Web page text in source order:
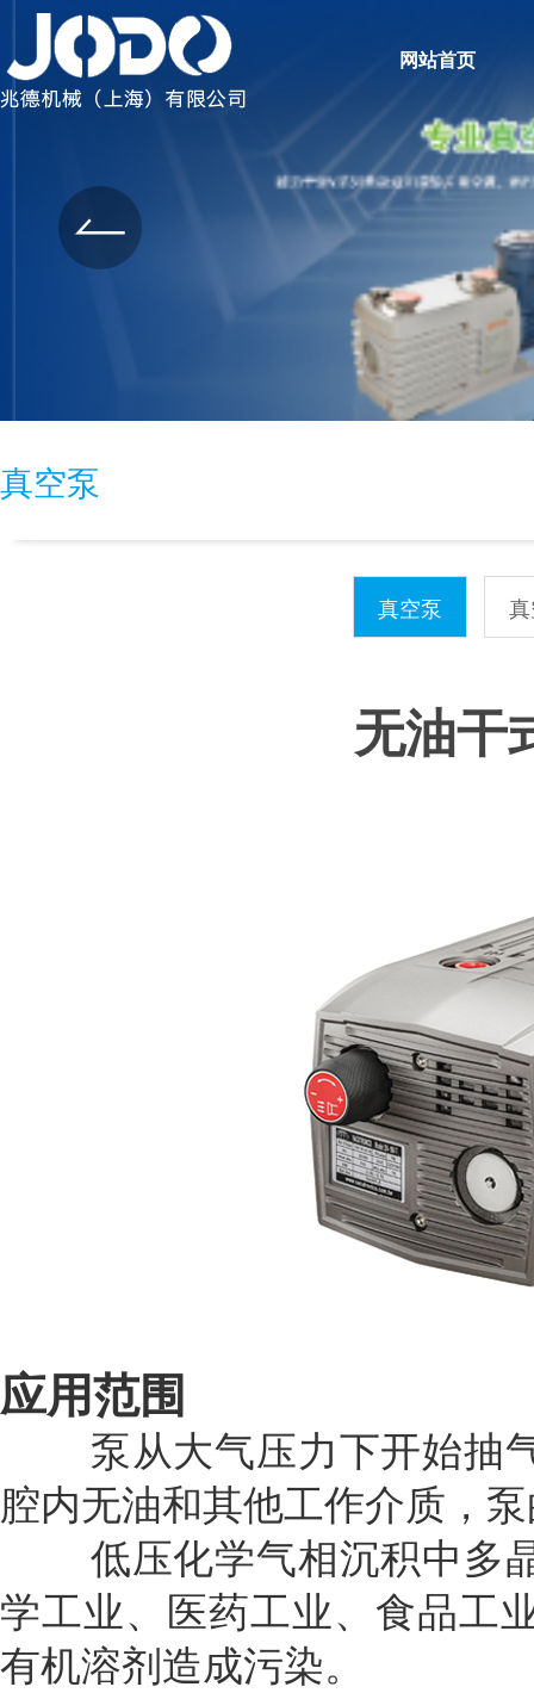
网站首页
真空泵
真空泵
无油干
应用范围
泵从大气压力下开始抽气
腔内无油和其他工作介质，
低压化学气相沉积中多晶
学工业、医药工业、食品工
有机溶剂造成污染。